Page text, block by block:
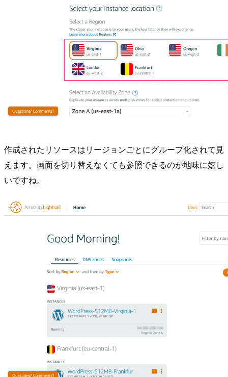
作成されたリソースはリージョンごとにグループ化されて見
えます。画面を切り替えなくても参照できるのが地味に嬉し
いですね。